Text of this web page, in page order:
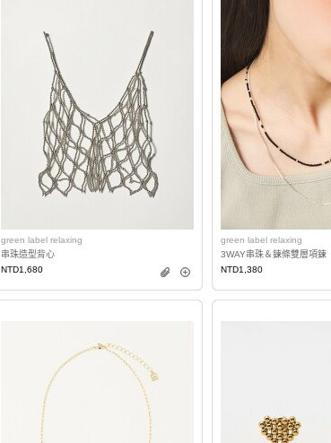
green label relaxing
串珠造型背心
NTD1,680
green label relaxing
3WAY串珠＆鍊條雙層項鍊
NTD1,380